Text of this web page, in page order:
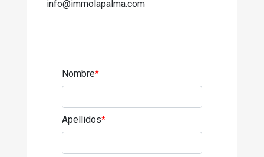
info@immolapalma.com
Nombre*
Apellidos*